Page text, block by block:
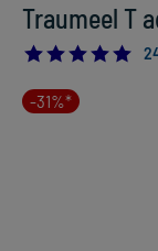
Traumeel T
-31%*